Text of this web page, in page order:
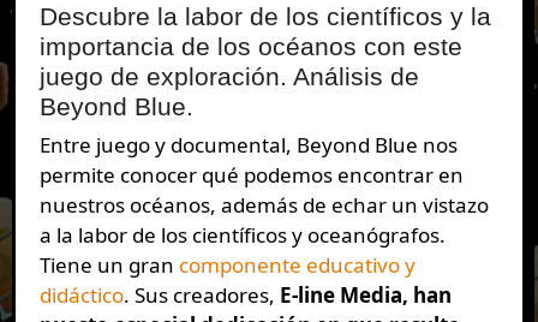
Descubre la labor de los científicos y la
importancia de los océanos con este
juego de exploración. Análisis de
Beyond Blue.
Entre juego y documental, Beyond Blue nos
permite conocer qué podemos encontrar en
nuestros océanos, además de echar un vistazo
a la labor de los científicos y oceanógrafos.
Tiene un gran componente educativo y
didáctico. Sus creadores, E-line Media, han